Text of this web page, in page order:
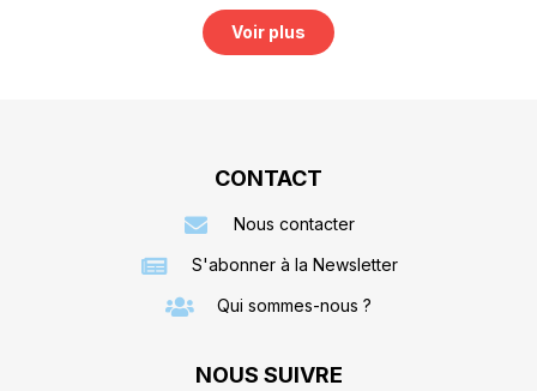
Voir plus
CONTACT
Nous contacter
S'abonner à la Newsletter
Qui sommes-nous ?
NOUS SUIVRE